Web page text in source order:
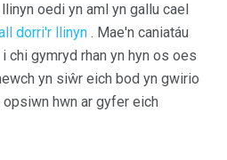
oedi yn aml yn gallu cael
dorri'r llinyn . Mae'n caniatáu
chi gymryd rhan yn hyn os oes
yn siŵr eich bod yn gwirio
hwn ar gyfer eich